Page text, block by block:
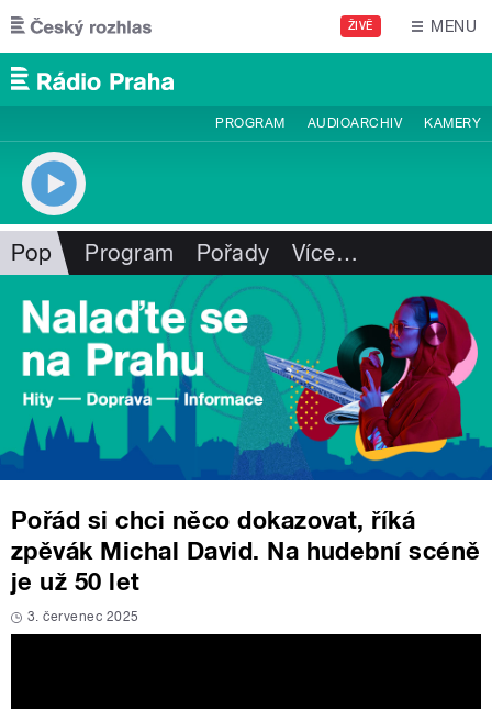
Přejít k hlavnímu obsahu
ŽIVĚ MENU
PROGRAM AUDIOARCHIV KAMERY
Pop Program Pořady Více…
Pořád si chci něco dokazovat, říká
zpěvák Michal David. Na hudební scéně
je už 50 let
3. červenec 2025